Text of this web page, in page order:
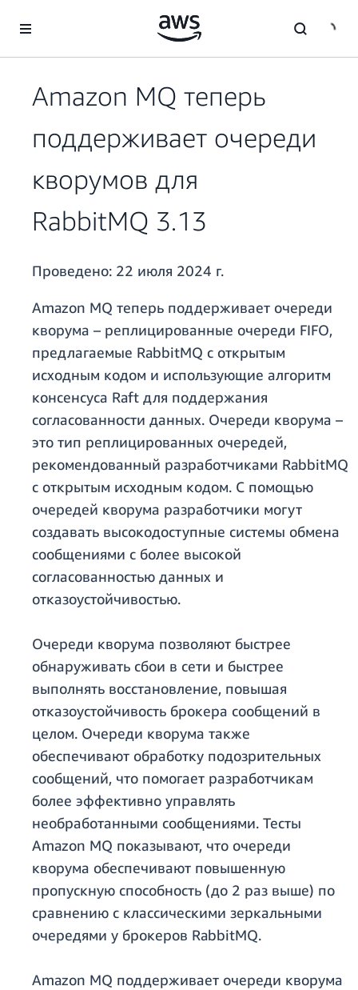
Перейти к главному контенту
Amazon MQ теперь
поддерживает очереди
кворумов для
RabbitMQ 3.13
Проведено: 22 июля 2024 г.
Amazon MQ теперь поддерживает очереди
кворума – реплицированные очереди FIFO,
предлагаемые RabbitMQ с открытым
исходным кодом и использующие алгоритм
консенсуса Raft для поддержания
согласованности данных. Очереди кворума –
это тип реплицированных очередей,
рекомендованный разработчиками RabbitMQ
с открытым исходным кодом. С помощью
очередей кворума разработчики могут
создавать высокодоступные системы обмена
сообщениями с более высокой
согласованностью данных и
отказоустойчивостью.
Очереди кворума позволяют быстрее
обнаруживать сбои в сети и быстрее
выполнять восстановление, повышая
отказоустойчивость брокера сообщений в
целом. Очереди кворума также
обеспечивают обработку подозрительных
сообщений, что помогает разработчикам
более эффективно управлять
необработанными сообщениями. Тесты
Amazon MQ показывают, что очереди
кворума обеспечивают повышенную
пропускную способность (до 2 раз выше) по
сравнению с классическими зеркальными
очередями у брокеров RabbitMQ.
Amazon MQ поддерживает очереди кворума